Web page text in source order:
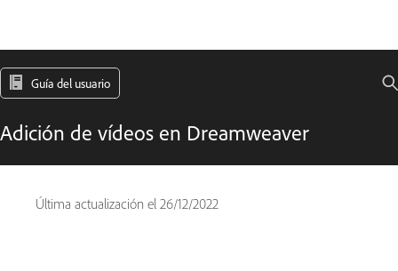
Guía del usuario
Adición de vídeos en Dreamweaver
Última actualización el 26/12/2022